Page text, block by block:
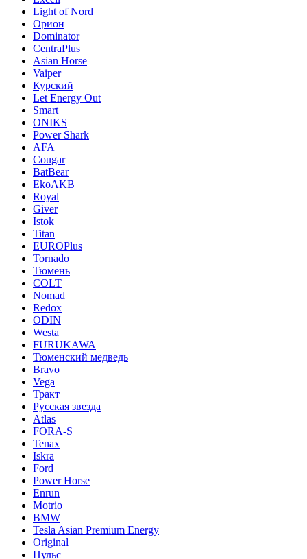
Light of Nord
Орион
Dominator
CentraPlus
Asian Horse
Vaiper
Курский
Let Energy Out
Smart
ONIKS
Power Shark
AFA
Cougar
BatBear
EkoAKB
Royal
Giver
Istok
Titan
EUROPlus
Tornado
Тюмень
COLT
Nomad
Redox
ODIN
Westa
FURUKAWA
Тюменский медведь
Bravo
Vega
Тракт
Русская звезда
Atlas
FORA-S
Tenax
Iskra
Ford
Power Horse
Enrun
Motrio
BMW
Tesla Asian Premium Energy
Original
Пульс